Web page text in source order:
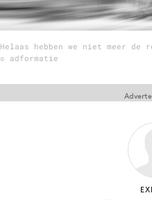
12 nov: MarketingLive!
Adverteren
Events
Helaas hebben we niet meer
© adformatie